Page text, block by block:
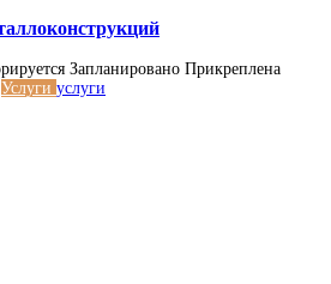
Запланировано Прикреплена
Услуги услуги